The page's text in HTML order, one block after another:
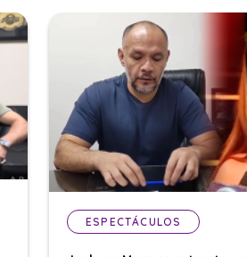
ESPECTÁCULOS